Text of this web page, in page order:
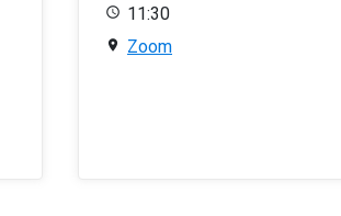
11:30
Zoom